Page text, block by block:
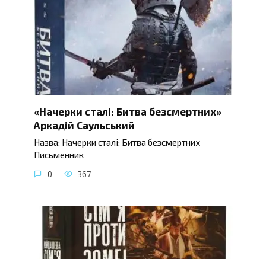
«Начерки сталі: Битва безсмертних»
Аркадій Саульський
Назва: Начерки сталі: Битва безсмертних
Письменник
0 367